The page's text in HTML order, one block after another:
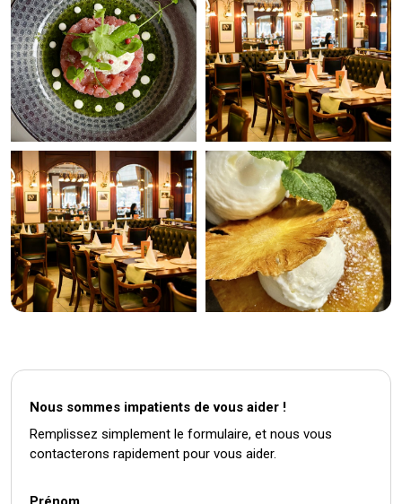
Nous sommes impatients de vous aider !
Remplissez simplement le formulaire, et nous vous
contacterons rapidement pour vous aider.